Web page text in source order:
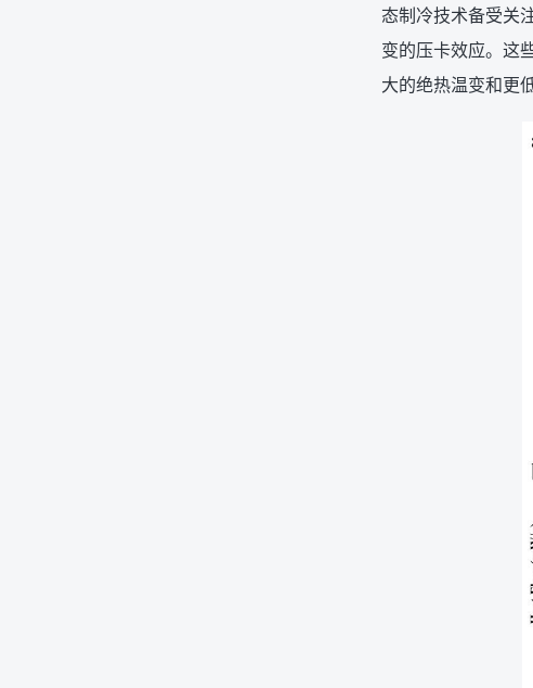
态制冷技术备受关
变的压卡效应。这
大的绝热温变和更